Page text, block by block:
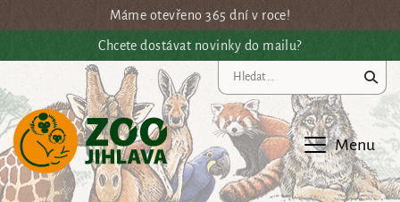
Přejít na hlavní obsahMáme otevřeno 365 dní v roce!
Chcete dostávat novinky do mailu?
Menu